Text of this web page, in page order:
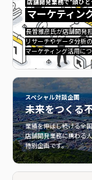
店舗開発業務で”頭ひ
マーケティン
長曽雅彦氏が店舗開発
リサーチやデータ分析
マーケティング活用に
マーケティング
スペシャル対談企画
未来をつくる
業績を伸ばし続ける全
店舗開発業務に携わる
特別企画です。
不動産会社・店